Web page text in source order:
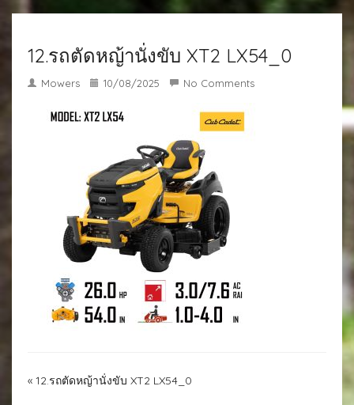
12.รถตัดหญ้านั่งขับ XT2 LX54_0
Mowers 10/08/2025 No Comments
« 12.รถตัดหญ้านั่งขับ XT2 LX54_0